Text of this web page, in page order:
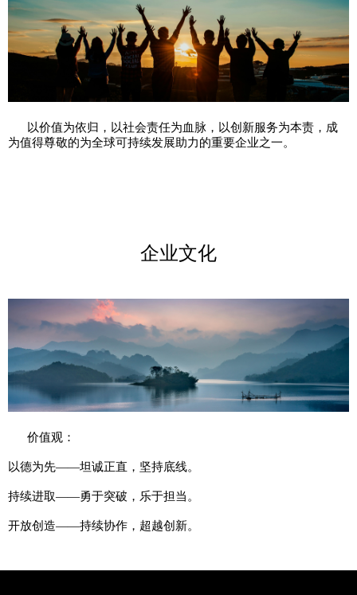
以价值为依归，以社会责任为血脉，以创新服务为本责，成
为值得尊敬的为全球可持续发展助力的重要企业之一。
企业文化
价值观：
以德为先——坦诚正直，坚持底线。
持续进取——勇于突破，乐于担当。
开放创造——持续协作，超越创新。